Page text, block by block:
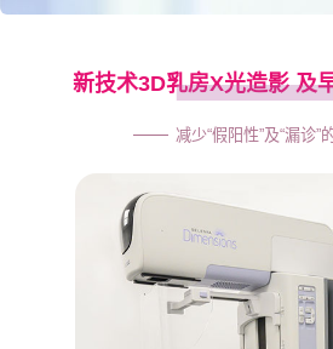
新技术3D乳房X光造影 及
减少“假阳性”及“漏诊”